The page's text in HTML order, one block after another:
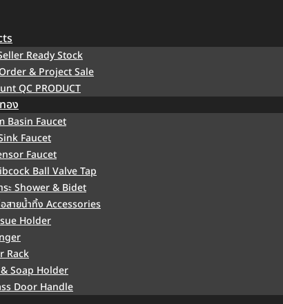
Ready Stock
& Project Sale
QC PRODUCT
อง
Basin Faucet
Faucet
Faucet
Ball Valve Tap
ระ Shower & Bidet
สายน้ำทิ้ง Accessories
Holder
Rack
Soap Holder
Door Handle